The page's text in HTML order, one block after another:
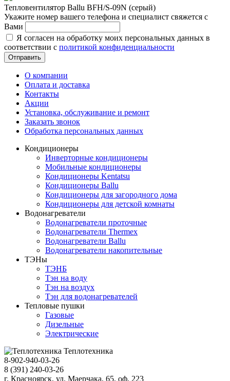
Тепловентилятор Ballu BFH/S-09N (серый)
Укажите номер вашего телефона и специалист свяжется с
Вами
Я согласен на обработку моих персональных данных в
соответствии с политикой конфиденциальности
Отправить
О компании
Оплата и доставка
Контакты
Акции
Установка, обслуживание и ремонт
Заказать звонок
Обработка персональных данных
Кондиционеры
Инверторные кондиционеры
Мобильные кондиционеры
Кондиционеры Kentatsu
Кондиционеры Ballu
Кондиционеры для загородного дома
Кондиционеры для детской комнаты
Водонагреватели
Водонагреватели проточные
Водонагреватели Thermex
Водонагреватели Ballu
Водонагреватели накопительные
ТЭНы
ТЭНБ
Тэн на воду
Тэн на воздух
Тэн для водонагревателей
Тепловые пушки
Газовые
Дизельные
Электрические
Теплотехника
8-902-940-03-26
8 (391) 240-03-26
г. Красноярск, ул. Маерчака, 65, оф. 223